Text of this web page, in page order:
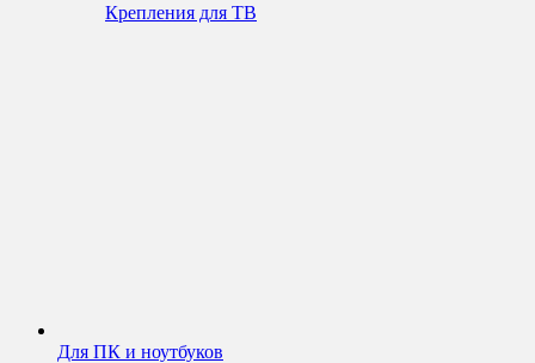
Крепления для ТВ
Для ПК и ноутбуков